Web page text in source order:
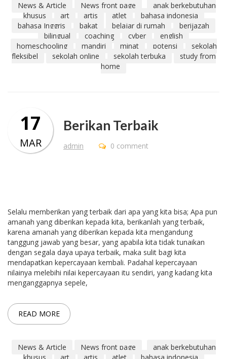
News & Article News front page
anak berkebutuhan
khusus
art artis atlet
bahasa indonesia
bahasa Inggris
bakat belajar di rumah
berijazah
bilingual
coaching cyber
english
homeschooling
mandiri minat potensi
sekolah
fleksibel
sekolah online sekolah terbuka
study from
home
Berikan Terbaik
admin
17
MAR 0 comment
Selalu memberikan yang terbaik dari apa yang kita bisa; Apa pun
amanah yang diberikan kepada kita, berikanlah yang terbaik,
karena amanah yang diberikan kepada kita mengandung
tanggung jawab yang besar, yang apabila kita tidak tunaikan
dengan segala daya upaya terbaik, maka sulit bagi kita
mendapatkan kepercayaan kembali. Padahal kepercayaan
nilainya melebihi nilai kepercayaan itu sendiri, yang kadang kita
menganggapnya sepele,
READ MORE
News & Article News front page
anak berkebutuhan